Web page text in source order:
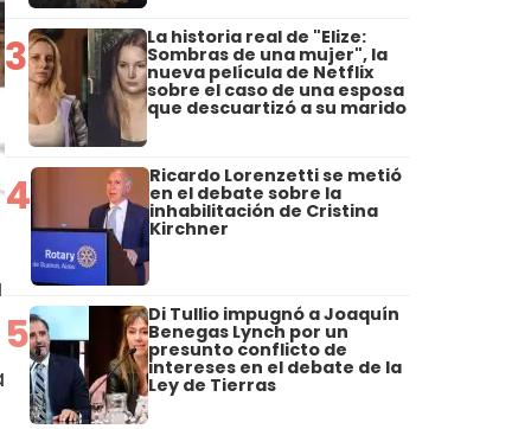
3 La historia real de "Elize:
Sombras de una mujer", la
nueva película de Netflix
sobre el caso de una esposa
que descuartizó a su marido
4 Ricardo Lorenzetti se metió
en el debate sobre la
inhabilitación de Cristina
Kirchner
5 Di Tullio impugnó a Joaquín
Benegas Lynch por un
presunto conflicto de
intereses en el debate de la
Ley de Tierras